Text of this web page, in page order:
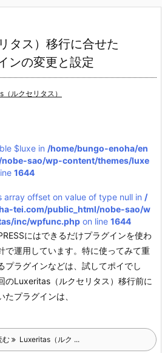
タス）移行に合せた
ンの変更と設定
ルクセリタス）
$luxe in /home/bungo-enoha/en
sao/wp-content/themes/luxe
1644
array offset on value of type null in /
tei.com/public_html/nobe-sao/w
inc/wpfunc.php on line 1644
にはできるだけプラグインを使わ
で運用しています。特に使ってみて重
プラグインなどは、試してポイでし
のLuxeritas（ルクセリタス）移行前に
たプラグインは、
む Luxeritas（ルク ...